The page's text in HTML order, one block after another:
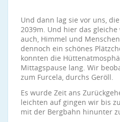
Und dann lag sie vor uns,
2039m. Und hier das
auch, Himmel und
dennoch ein schönes
konnten die
Mittagspause lang. Wir
zum Furcela, durchs Geröll.
Es wurde Zeit ans
leichten auf gingen wir bis
mit der Bergbahn hinunter